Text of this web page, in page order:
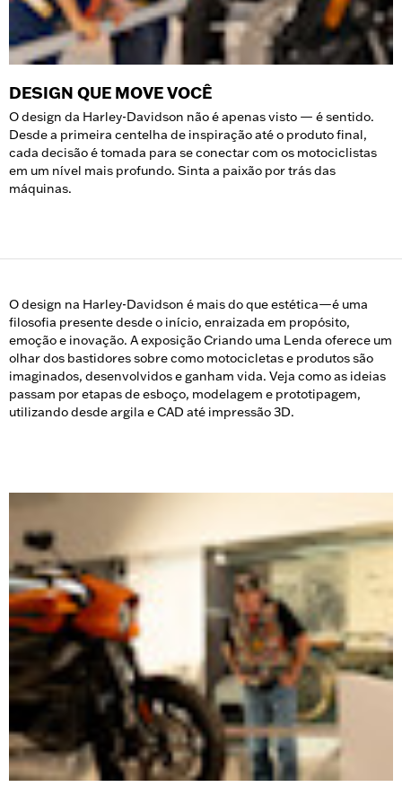
DESIGN QUE MOVE VOCÊ
O design da Harley-Davidson não é apenas visto — é sentido.
Desde a primeira centelha de inspiração até o produto final,
cada decisão é tomada para se conectar com os motociclistas
em um nível mais profundo. Sinta a paixão por trás das
máquinas.
O design na Harley-Davidson é mais do que estética—é uma
filosofia presente desde o início, enraizada em propósito,
emoção e inovação. A exposição Criando uma Lenda oferece um
olhar dos bastidores sobre como motocicletas e produtos são
imaginados, desenvolvidos e ganham vida. Veja como as ideias
passam por etapas de esboço, modelagem e prototipagem,
utilizando desde argila e CAD até impressão 3D.